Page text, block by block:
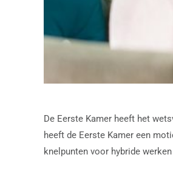
De Eerste Kamer heeft het
heeft de Eerste Kamer een
knelpunten voor hybride